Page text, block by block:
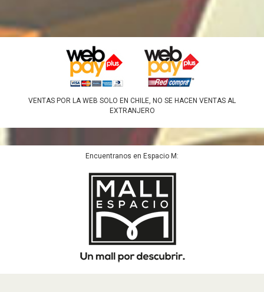
VENTAS POR LA WEB SOLO EN CHILE, NO SE HACEN VENTAS AL
EXTRANJERO
Encuentranos en Espacio M: